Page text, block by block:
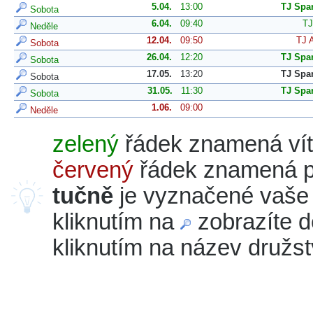
Sobota
5.04. 13:00
TJ
Neděle
6.04. 09:40
Sobota
12.04. 09:50
TJ
Sobota
26.04. 12:20
TJ
Sobota
17.05. 13:20
TJ
Sobota
31.05. 11:30
TJ
Neděle
1.06. 09:00
zelený řádek znamená
červený řádek znamená
tučně je vyznačené
kliknutím na
zobrazíte
kliknutím na název